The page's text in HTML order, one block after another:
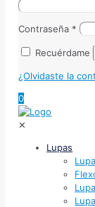
Contraseña *
Recuérdame
¿Olvidaste la
0
✕
Lupas